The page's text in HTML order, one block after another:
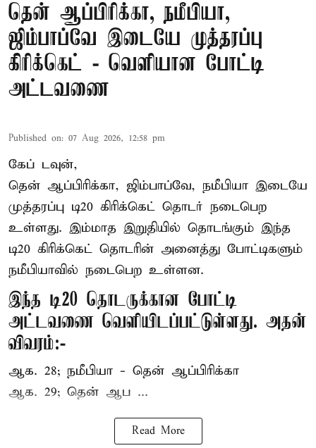
தென் ஆப்பிரிக்கா, நமீபியா,
ஜிம்பாப்வே இடையே முத்தரப்பு
கிரிக்கெட் - வெளியான போட்டி
அட்டவணை
Published on: 07 Aug 2026, 12:58 pm
கேப் டவுன்,
தென் ஆப்பிரிக்கா, ஜிம்பாப்வே, நமீபியா இடையே
முத்தரப்பு டி20 கிரிக்கெட் தொடர் நடைபெற
உள்ளது. இம்மாத இறுதியில் தொடங்கும் இந்த
டி20 கிரிக்கெட் தொடரின் அனைத்து போட்டிகளும்
நமீபியாவில் நடைபெற உள்ளன.
இந்த டி20 தொடருக்கான போட்டி
அட்டவணை வெளியிடப்பட்டுள்ளது. அதன்
விவரம்:-
ஆக. 28; நமீபியா - தென் ஆப்பிரிக்கா
ஆக. 29; தென் ஆப ...
Read More